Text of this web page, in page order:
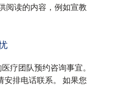
阅读的内容，例如宣教
疗团队预约咨询事宜。
安排电话联系。 如果您